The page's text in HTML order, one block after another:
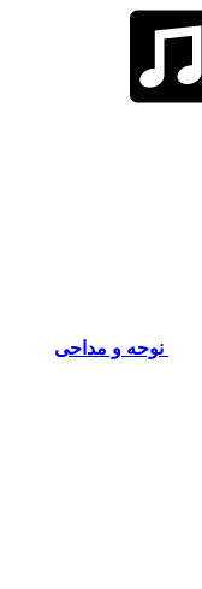
نوحه و مداحی